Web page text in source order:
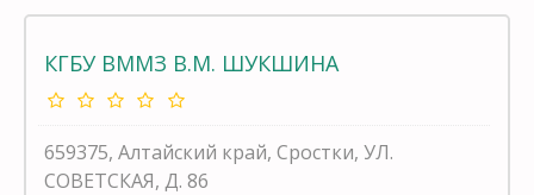
КГБУ ВММЗ В.М. ШУКШИНА
659375, Алтайский край, Сростки, УЛ.
СОВЕТСКАЯ, Д. 86